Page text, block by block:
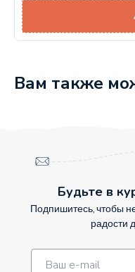
Вам также
Будьте в
Подпишитесь, чтобы
радости